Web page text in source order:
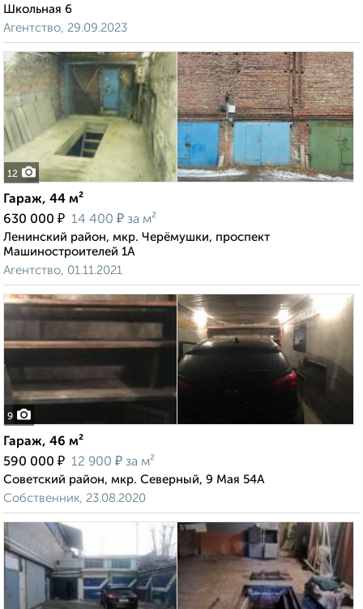
Школьная 6
Агентство, 29.09.2023
12
Гараж, 44 м²
630 000 ₽ 14 400 ₽ за м²
Ленинский район, мкр. Черёмушки, проспект
Машиностроителей 1А
Агентство, 01.11.2021
9
Гараж, 46 м²
590 000 ₽ 12 900 ₽ за м²
Советский район, мкр. Северный, 9 Мая 54А
Собственник, 23.08.2020